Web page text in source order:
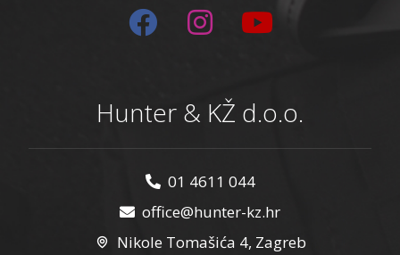
Hunter & KŽ d.o.o.
01 4611 044
office@hunter-kz.hr
Nikole Tomašića 4, Zagreb